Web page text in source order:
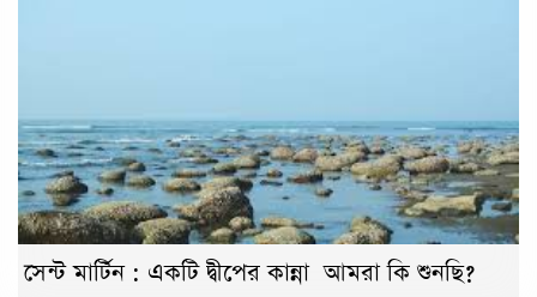
সেন্ট মার্টিন : একটি দ্বীপের কান্না আমরা কি শুনছি?